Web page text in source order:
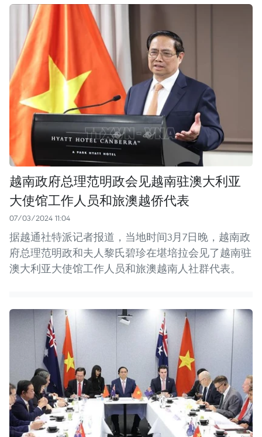
越南政府总理范明政会见越南驻澳大利亚
大使馆工作人员和旅澳越侨代表
07/03/2024 11:04
据越通社特派记者报道，当地时间3月7日晚，越南政
府总理范明政和夫人黎氏碧珍在堪培拉会见了越南驻
澳大利亚大使馆工作人员和旅澳越南人社群代表。